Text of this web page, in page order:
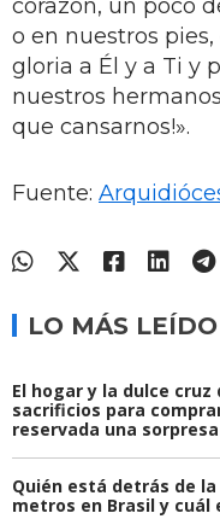
corazón, un poco
o en nuestros
gloria a Él y a Ti y
nuestros
que cansarnos!».
Fuente:
LO MÁS LEÍDO
El hogar y la dulce cruz
sacrificios para
reservada una sorpresa
Quién está detrás de
metros en Brasil y cuál